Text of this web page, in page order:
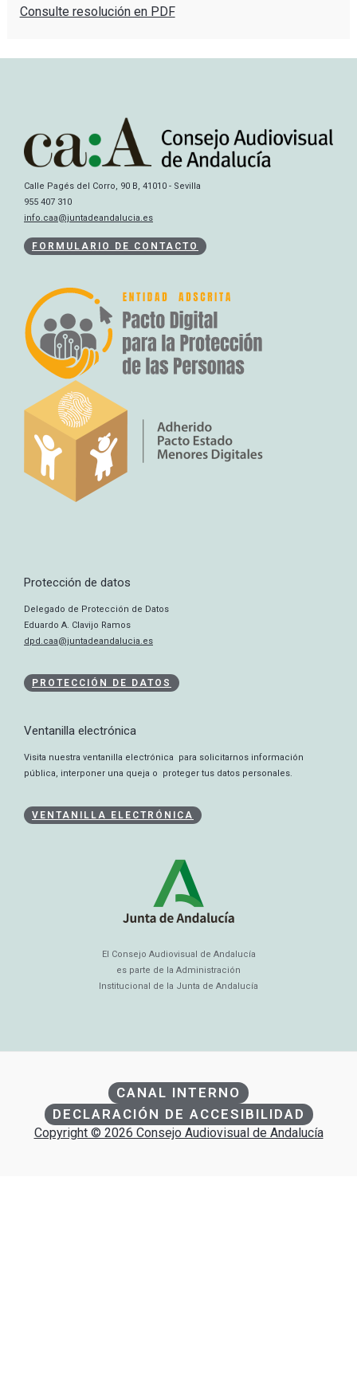
Consulte resolución en PDF
Calle Pagés del Corro, 90 B, 41010 - Sevilla
955 407 310
info.caa@juntadeandalucia.es
FORMULARIO DE CONTACTO
Protección de datos
Delegado de Protección de Datos
Eduardo A. Clavijo Ramos
dpd.caa@juntadeandalucia.es
PROTECCIÓN DE DATOS
Ventanilla electrónica
Visita nuestra ventanilla electrónica para solicitarnos información
pública, interponer una queja o proteger tus datos personales.
VENTANILLA ELECTRÓNICA
El Consejo Audiovisual de Andalucía
es parte de la Administración
Institucional de la Junta de Andalucía
CANAL INTERNO
DECLARACIÓN DE ACCESIBILIDAD
Copyright © 2026 Consejo Audiovisual de Andalucía